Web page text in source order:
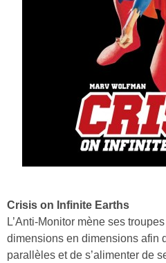
Crisis on Infinite Earths
L’Anti-Monitor mène ses
dimensions en dimensions afin
parallèles et de s’alimenter de